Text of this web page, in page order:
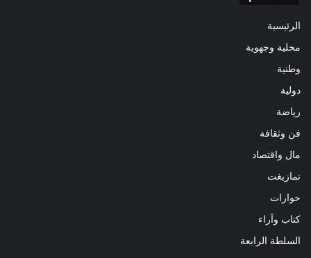
الرئيسية
محلية وجهوية
وطنية
دولية
رياضة
فن وثقافة
مال واقتصاد
تمازيغت
حوارات
كتاب وآراء
السلطة الرابعة